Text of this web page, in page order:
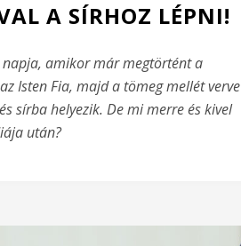
A SÍRHOZ LÉPNI!
napja, amikor már megtörtént a
Isten Fia, majd a tömeg mellét verve
sírba helyezik. De mi merre és kivel
után?